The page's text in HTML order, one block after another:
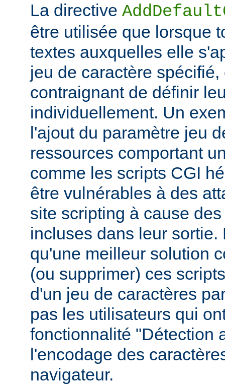
La directive
être utilisée que lorsque
textes auxquelles elle
jeu de caractère
contraignant de définir
individuellement. Un
l'ajout du paramètre jeu
ressources comportant
comme les scripts CGI
être vulnérables à des
site scripting à cause
incluses dans leur sortie.
qu'une meilleur solution
(ou supprimer) ces
d'un jeu de caractères
pas les utilisateurs qui
fonctionnalité "Détection
l'encodage des
navigateur.